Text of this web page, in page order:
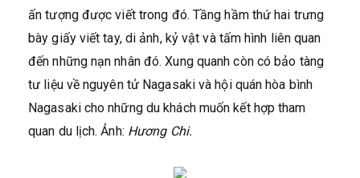
ấn tượng được viết trong đó. Tầng hầm thứ hai trưng
bày giấy viết tay, di ảnh, kỷ vật và tấm hình liên quan
đến những nạn nhân đó. Xung quanh còn có bảo tàng
tư liệu về nguyên tử Nagasaki và hội quán hòa bình
Nagasaki cho những du khách muốn kết hợp tham
quan du lịch. Ảnh: Hương Chi.